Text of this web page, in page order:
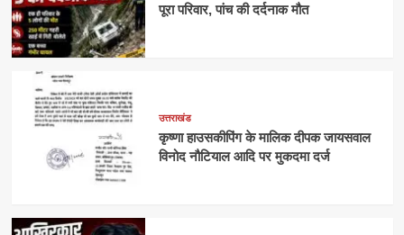
पूरा परिवार, पांच की दर्दनाक मौत
उत्तराखंड
कृष्णा हाउसकीपिंग के मालिक दीपक जायसवाल
विनोद नौटियाल आदि पर मुकदमा दर्ज